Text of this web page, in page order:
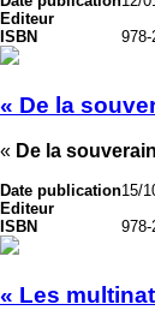
Editeur
ISBN
978-
« De la
« De la
Date publication15/
Editeur
ISBN
978-
« Les